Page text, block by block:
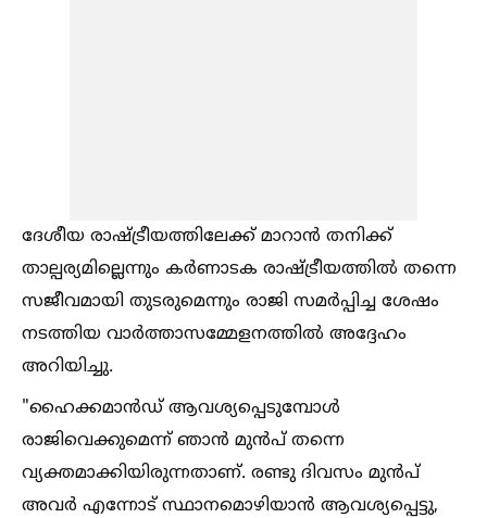
ദേശീയ രാഷ്ട്രീയത്തിലേക്ക് മാറാൻ തനിക്ക്
താല്പര്യമില്ലെന്നും കർണാടക രാഷ്ട്രീയത്തില്‍ തന്നെ
സജീവമായി തുടരുമെന്നും രാജി സമർപ്പിച്ച ശേഷം
നടത്തിയ വാർത്താസമ്മേളനത്തില്‍ അദ്ദേഹം
അറിയിച്ചു.
"ഹൈക്കമാൻഡ് ആവശ്യപ്പെടുമ്പോള്‍
രാജിവെക്കുമെന്ന് ഞാൻ മുൻപ് തന്നെ
വ്യക്തമാക്കിയിരുന്നതാണ്. രണ്ടു ദിവസം മുൻപ്
അവർ എന്നോട് സ്ഥാനമൊഴിയാൻ ആവശ്യപ്പെട്ടു,